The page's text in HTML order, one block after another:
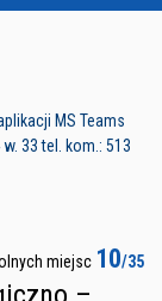
MS Teams
33 tel. kom.: 513
miejsc 10/35